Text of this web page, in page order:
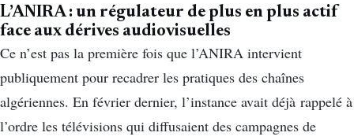
L’ANIRA : un régulateur de plus en plus actif
face aux dérives audiovisuelles
Ce n’est pas la première fois que l’ANIRA intervient
publiquement pour recadrer les pratiques des chaînes
algériennes. En février dernier, l’instance avait déjà rappelé à
l’ordre les télévisions qui diffusaient des campagnes de